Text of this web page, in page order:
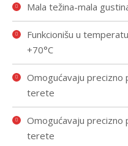
Mala težina-mala
Funkcionišu u
+70°C
Omogućavaju precizno
terete
Omogućavaju precizno
terete